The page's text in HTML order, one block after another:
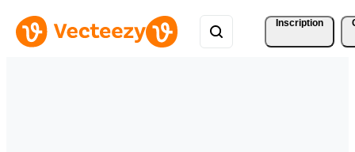
Inscription